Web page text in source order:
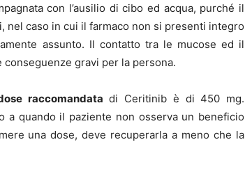
con l’ausilio di cibo ed acqua, purché il
nel caso in cui il farmaco non si presenti integro
assunto. Il contatto tra le mucose ed il
gravi per la persona.
raccomandata di Ceritinib è di 450 mg.
a quando il paziente non osserva un beneficio
una dose, deve recuperarla a meno che la